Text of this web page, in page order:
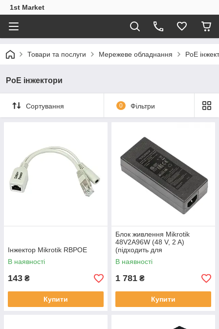
1st Market
Товари та послуги Мережеве обладнання PoE
PoE інжектори
Сортування 0 Фільтри
Інжектор Mikrotik RBPOE
В наявності
143 ₴
Купити
Блок живлення Mikrotik
48V2A96W (48 V, 2 A)
(підходить для
RB5009UPr+S+IN)
В наявності
1 781 ₴
Купити